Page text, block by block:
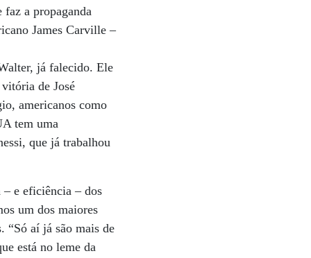
a propaganda
James Carville –
já falecido. Ele
de José
americanos como
tem uma
que já trabalhou
e eficiência – dos
um dos maiores
“Só aí já são mais de
está no leme da